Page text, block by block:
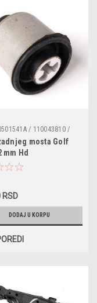
/ 110043810 /
1J0501541B /
/ 6R0501541B
mosta Golf
mm Hd
DODAJ U KORPU